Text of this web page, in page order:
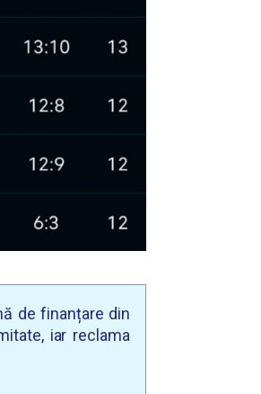
de finanțare din
iar reclama